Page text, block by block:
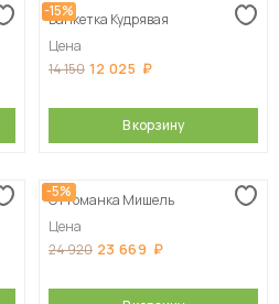
-15%
Банкетка Кудрявая
Цена
14 150 12 025
В корзину
-5%
Оттоманка Мишель
Цена
24 920 23 669